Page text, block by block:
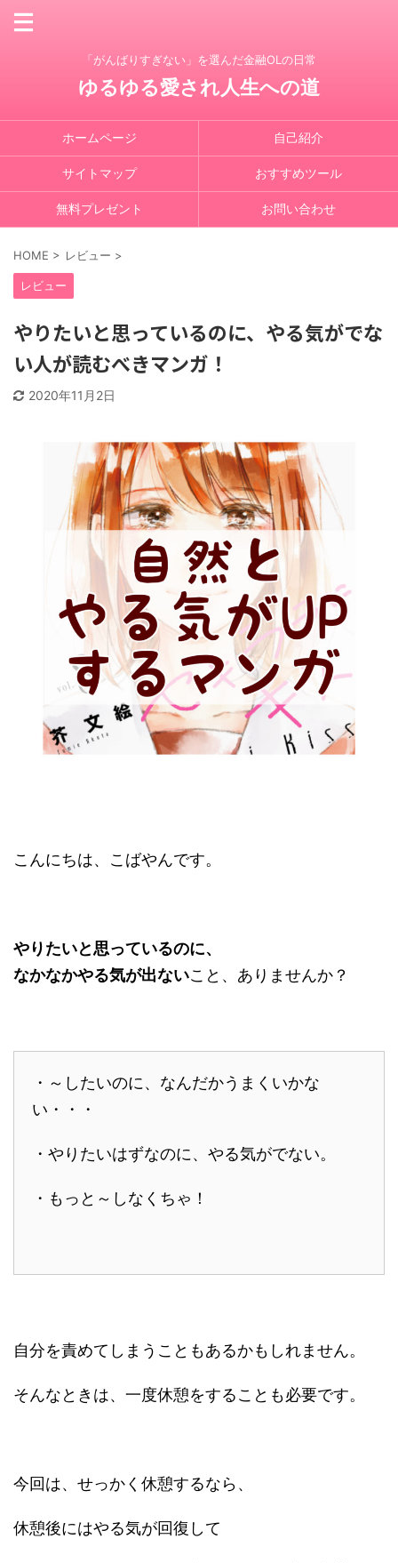
「がんばりすぎない」を選んだ金融OLの日常
ゆるゆる愛され人生への道
ホームページ 自己紹介
サイトマップ おすすめツール
無料プレゼント お問い合わせ
HOME > レビュー >
レビュー
やりたいと思っているのに、やる気がでな
い人が読むべきマンガ！
2020年11月2日
こんにちは、こばやんです。
やりたいと思っているのに、
なかなかやる気が出ないこと、ありませんか？
・～したいのに、なんだかうまくいかな
い・・・
・やりたいはずなのに、やる気がでない。
・もっと～しなくちゃ！
自分を責めてしまうこともあるかもしれません。
そんなときは、一度休憩をすることも必要です。
今回は、せっかく休憩するなら、
休憩後にはやる気が回復して